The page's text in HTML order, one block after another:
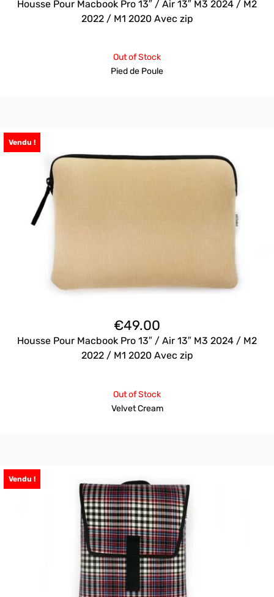
Housse Pour Macbook Pro 13″ / Air 13″ M3 2024 / M2
2022 / M1 2020 Avec zip
Out of Stock
Pied de Poule
Vendu !
€49.00
Housse Pour Macbook Pro 13″ / Air 13″ M3 2024 / M2
2022 / M1 2020 Avec zip
Out of Stock
Velvet Cream
Vendu !